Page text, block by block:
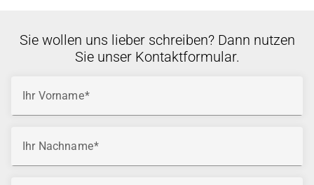
Sie wollen uns lieber schreiben? Dann nutzen
Sie unser Kontaktformular.
Ihr Vorname
Ihr Nachname